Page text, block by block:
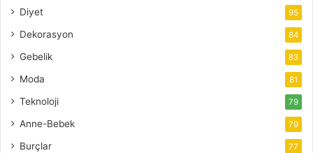
Diyet 95
Dekorasyon 84
Gebelik 83
Moda 81
Teknoloji 79
Anne-Bebek 79
Burçlar 77